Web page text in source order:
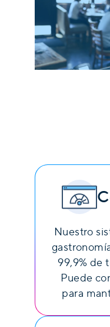
Nuestro
99,9% de
Puede
para